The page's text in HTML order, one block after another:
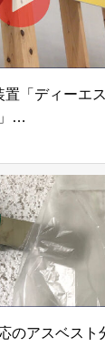
置「ディーエス
ブレーン株式
のアスベスト